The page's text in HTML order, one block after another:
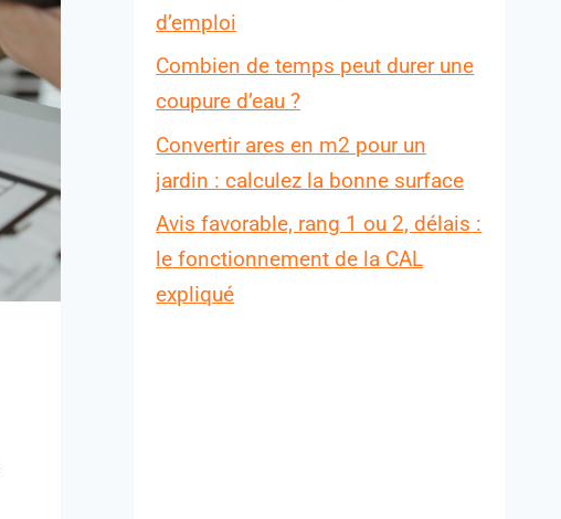
d’emploi
Combien de temps peut durer une
coupure d’eau ?
Convertir ares en m2 pour un
jardin : calculez la bonne surface
Avis favorable, rang 1 ou 2, délais :
le fonctionnement de la CAL
expliqué